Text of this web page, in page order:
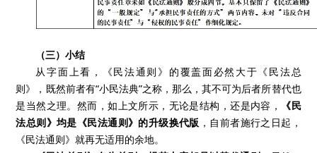
（三）小结
从字面上看，《民法通则》的覆盖面必然大于《民法总
则》，既然前者有“小民法典”之称，那么，其不可为后者所替代也
是当然之理。然而，如上文所示，无论是结构，还是内容，
《民
法总则》均是《民法通则》的升级换代版 ，自前者施行之日起，
《民法通则》就再无适用的余地。